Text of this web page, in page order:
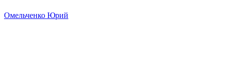
Омельченко Юрий